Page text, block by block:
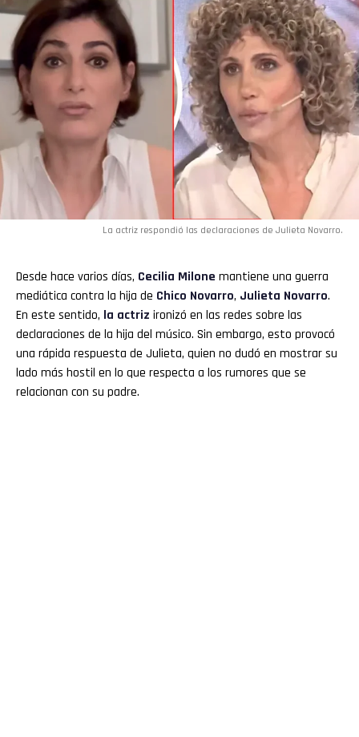
La actriz respondió las declaraciones de Julieta Novarro.
Desde hace varios días, Cecilia Milone mantiene una guerra
mediática contra la hija de Chico Novarro, Julieta Novarro.
En este sentido, la actriz ironizó en las redes sobre las
declaraciones de la hija del músico. Sin embargo, esto provocó
una rápida respuesta de Julieta, quien no dudó en mostrar su
lado más hostil en lo que respecta a los rumores que se
relacionan con su padre.